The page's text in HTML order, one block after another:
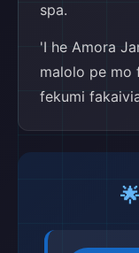
spa.
'I he Amora
malolo pe mo
fekumi